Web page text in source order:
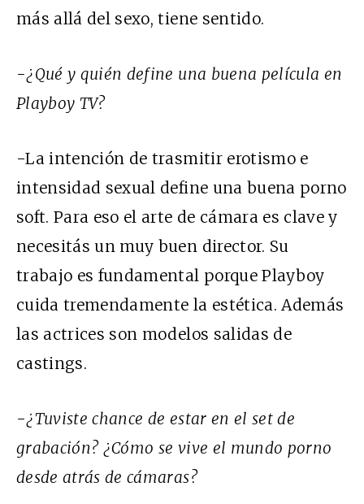
más allá del sexo, tiene sentido.
-¿Qué y quién define una buena película en
Playboy TV?
-La intención de trasmitir erotismo e
intensidad sexual define una buena porno
soft. Para eso el arte de cámara es clave y
necesitás un muy buen director. Su
trabajo es fundamental porque Playboy
cuida tremendamente la estética. Además
las actrices son modelos salidas de
castings.
-¿Tuviste chance de estar en el set de
grabación? ¿Cómo se vive el mundo porno
desde atrás de cámaras?